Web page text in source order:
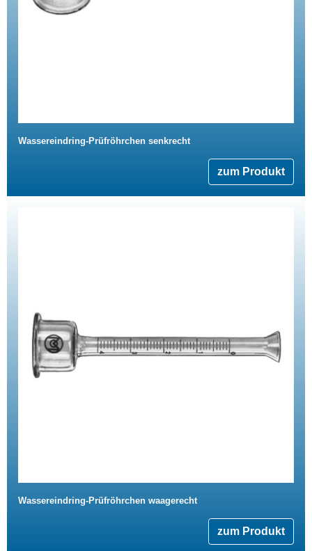
Wassereindring-Prüfröhrchen senkrecht
zum Produkt
Wassereindring-Prüfröhrchen waagerecht
zum Produkt